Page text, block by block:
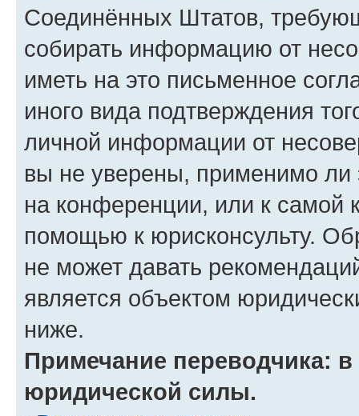
Соединённых Штатов,
собирать информацию от
иметь на это письменное
иного вида подтверждения
личной информации от
вы не уверены, применимо ли
на конференции, или к самой
помощью к юрисконсульту.
не может давать
является объектом
ниже.
Примечание переводчика:
юридической силы.